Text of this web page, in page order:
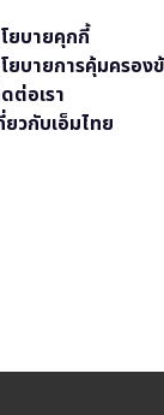
ยบายคุกกี้
ยบายการคุ้มครอ
ต่อเรา
ยวกับเอ็มไทย